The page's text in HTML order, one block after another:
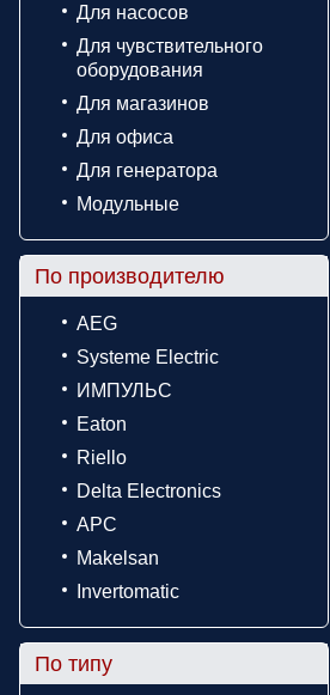
Для насосов
Для чувствительного
оборудования
Для магазинов
Для офиса
Для генератора
Модульные
По производителю
AEG
Systeme Electric
ИМПУЛЬС
Eaton
Riello
Delta Electronics
APC
Makelsan
Invertomatic
По типу